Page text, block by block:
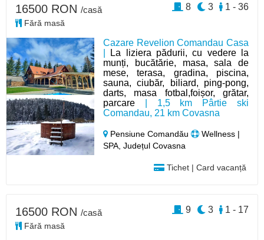
Cazare Revelion Comandau Casa
La liziera pădurii, cu vedere la
munți, bucătărie, masa, sala de
mese, terasa, gradina, piscina,
sauna, ciubăr, biliard, ping-pong,
darts, masa fotbal,foișor, grătar,
parcare | 1,5 km Pârtie ski
Comandau, 21 km Covasna
Pensiune Comandău
Wellness |
SPA, Județul Covasna
Tichet | Card vacanță
16500 RON /casă
Fără masă
1 - 36
3
8
16500 RON /casă
Fără masă
1 - 17
3
9